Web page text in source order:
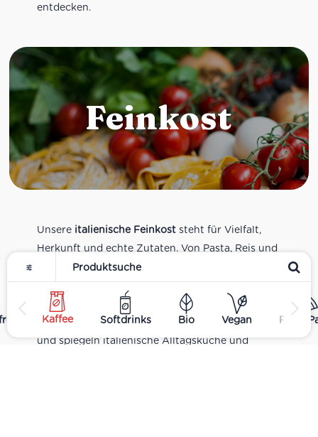
Kaffee Softdrinks Bio Vegan Pizza
entdecken.
Feinkost
Unsere italienische Feinkoststeht für Vielfalt,
Herkunft und echte Zutaten. Von Pasta, Reis und
Tomatensaucen über Olivenöl, Antipasti und
Pesto bis zu Balsamico und Spezialitäten aus
verschiedenen Regionen Italiens. Alle Produkte
sind Teil unseres realen Supermarkt-Sortiments
und spiegeln italienische Alltagsküche und